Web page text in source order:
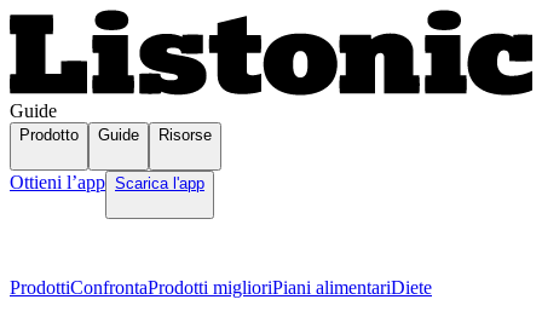
Guide
Prodotto Guide Risorse
Ottieni l’app Scarica l'app
ProdottiConfrontaProdotti miglioriPiani alimentariDiete